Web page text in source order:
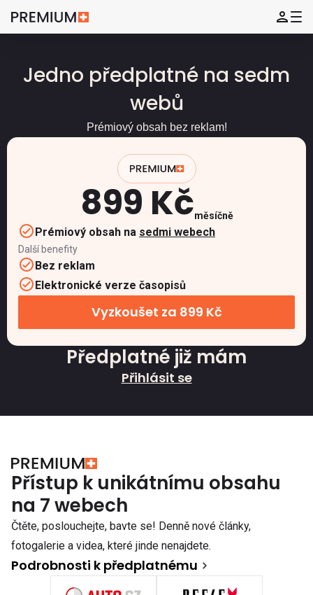
Jedno předplatné na sedm
webů
Prémiový obsah bez reklam!
899 Kčměsíčně
Prémiový obsah na sedmi webech
Další benefity
Bez reklam
Elektronické verze časopisů
Vyzkoušet za 899 Kč
Předplatné již mám
Přihlásit se
Přístup k unikátnímu obsahu
na 7 webech
Čtěte, poslouchejte, bavte se! Denně nové články,
fotogalerie a videa, které jinde nenajdete.
Podrobnosti k předplatnému